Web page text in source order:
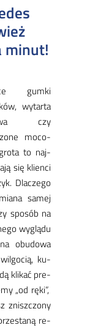
minut!
gum­ki
wy­tar­ta
czy
mo­co­
to naj­
się klien­ci
​Dla­cze­go
sa­mej
spo­sób na
wy­glą­du
obu­do­wa
ku­
kli­kać pre­
„od rę­ki”,
znisz­czo­ny
re­